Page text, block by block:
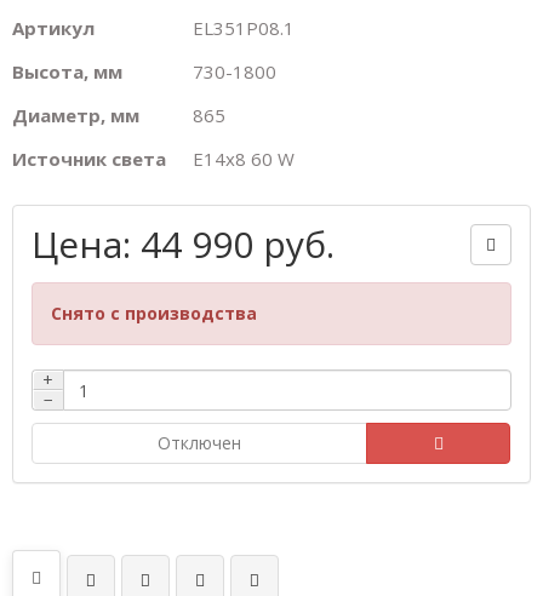
Артикул
EL351P08.1
Высота, мм
730-1800
Диаметр, мм
865
Источник света
E14х8 60 W
Цена: 44 990 руб.
Снято с производства
+
−
Отключен